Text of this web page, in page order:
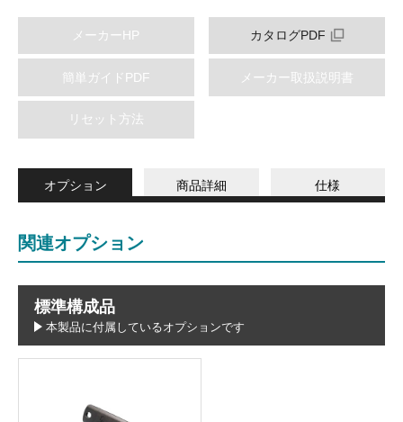
メーカーHP カタログPDF
簡単ガイドPDF メーカー取扱説明書
リセット方法
オプション 商品詳細 仕様
関連オプション
標準構成品
本製品に付属しているオプションです